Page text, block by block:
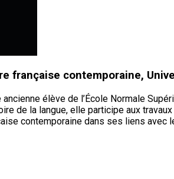
française contemporaine,
ancienne élève de l’École Normale
de la langue, elle participe aux
contemporaine dans ses liens avec